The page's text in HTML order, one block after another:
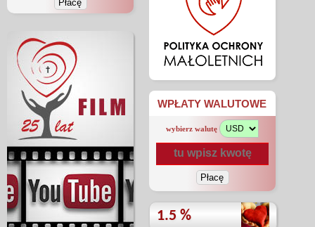
WPŁATY WALUTOWE
wybierz walutę
1.5 %